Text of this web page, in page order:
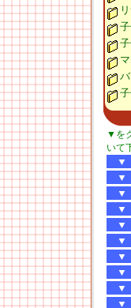
▼を
いて
▼
▼
▼
▼
▼
▼
▼
▼
▼
▼